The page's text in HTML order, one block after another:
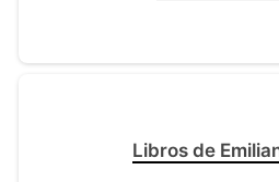
Libros de